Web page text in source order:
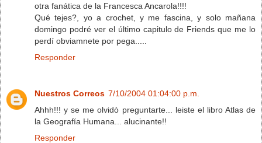
otra fanática de la Francesca Ancarola!!!!
Qué tejes?, yo a crochet, y me fascina, y solo mañana
domingo podré ver el último capitulo de Friends que me lo
perdí obviamnete por pega.....
Responder
Nuestros Correos 7/10/2004 01:04:00 p.m.
Ahhh!!! y se me olvidò preguntarte... leiste el libro Atlas de
la Geografía Humana... alucinante!!
Responder